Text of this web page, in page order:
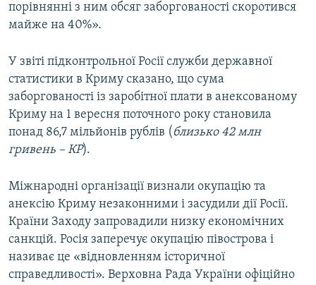
порівнянні з ним обсяг заборгованості скоротився
майже на 40%».
У звіті підконтрольної Росії служби державної
статистики в Криму сказано, що сума
заборгованості із заробітної плати в анексованому
Криму на 1 вересня поточного року становила
понад 86,7 мільйонів рублів ( близько 42 млн
гривень – КР).
Міжнародні організації визнали окупацію та
анексію Криму незаконними і засудили дії Росії.
Країни Заходу запровадили низку економічних
санкцій. Росія заперечує окупацію півострова і
називає це «відновленням історичної
справедливості». Верховна Рада України офіційно